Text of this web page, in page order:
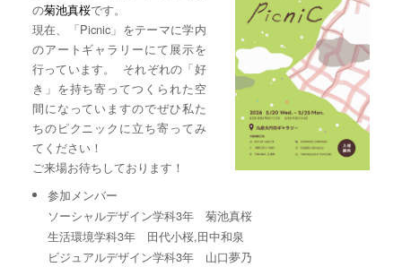
の菊池真桜です。
現在、「Picnic」をテーマに学内
のアートギャラリーにて展示を
行っています。 それぞれの「好
き」を持ち寄ってつくられた空
間になっていますのでぜひ私た
ちのピクニックに立ち寄ってみ
てください！
ご来場お待ちしております！
参加メンバー
ソーシャルデザイン学科3年 菊池真桜
生活環境学科3年 田代小桜,田中和泉
ビジュアルデザイン学科3年 山口夢乃